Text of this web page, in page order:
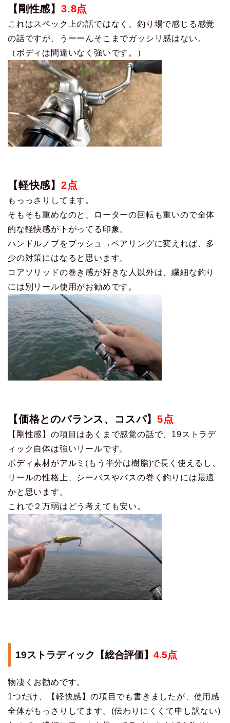
【剛性感】 3.8点
これはスペック上の話ではなく、釣り場で感じる感覚
の話ですが、うーーんそこまでガッシリ感はない。
（ボディは間違いなく強いです。）
【軽快感】 2点
もっっさりしてます。
そもそも重めなのと、ローターの回転も重いので全体
的な軽快感が下がってる印象。
ハンドルノブをブッシュ→ベアリングに変えれば、多
少の対策にはなると思います。
コアソリッドの巻き感が好きな人以外は、繊細な釣り
には別リール使用がお勧めです。
【価格とのバランス、コスパ】5点
【剛性感】の項目はあくまで感覚の話で、19ストラデ
ィック自体は強いリールです。
ボディ素材がアルミ(もう半分は樹脂)で長く使えるし、
リールの性格上、シーバスやバスの巻く釣りには最適
かと思います。
これで２万弱はどう考えても安い。
19ストラディック【総合評価】 4.5点
物凄くお勧めです。
1つだけ、【軽快感】の項目でも書きましたが、使用感
全体がもっさりしてます。(伝わりにくくて申し訳ない)